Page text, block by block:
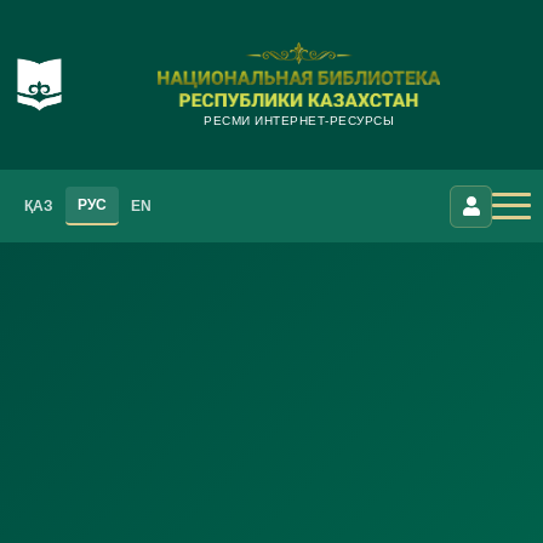
РЕСМИ ИНТЕРНЕТ-РЕСУРСЫ
ҚАЗ РУС EN